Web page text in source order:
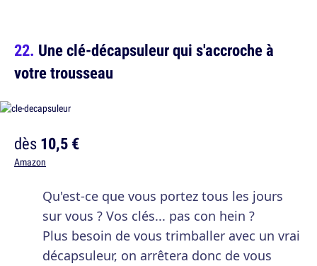
Une clé-décapsuleur qui s'accroche à
votre trousseau
dès10,5 €
Amazon
Qu'est-ce que vous portez tous les jours
sur vous ? Vos clés... pas con hein ?
Plus besoin de vous trimballer avec un vrai
décapsuleur, on arrêtera donc de vous